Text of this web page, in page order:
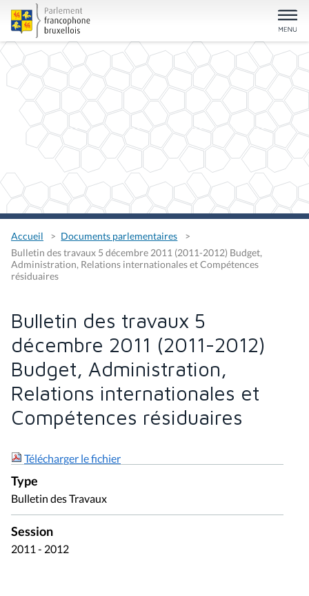
Accueil
Documents parlementaires
Bulletin des travaux 5 décembre 2011 (2011-2012) Budget,
Administration, Relations internationales et Compétences
résiduaires
Bulletin des travaux 5
décembre 2011 (2011-2012)
Budget, Administration,
Relations internationales et
Compétences résiduaires
Télécharger le fichier
Type
Bulletin des Travaux
Session
2011 - 2012